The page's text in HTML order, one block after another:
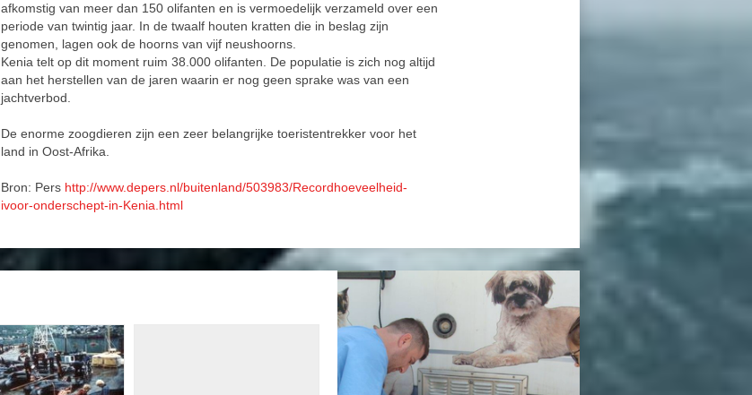
afkomstig van meer dan 150 olifanten en is vermoedelijk verzameld over een
periode van twintig jaar. In de twaalf houten kratten die in beslag zijn
genomen, lagen ook de hoorns van vijf neushoorns.
Kenia telt op dit moment ruim 38.000 olifanten. De populatie is zich nog altijd
aan het herstellen van de jaren waarin er nog geen sprake was van een
jachtverbod.
De enorme zoogdieren zijn een zeer belangrijke toeristentrekker voor het
land in Oost-Afrika.
Bron: Pers http://www.depers.nl/buitenland/503983/Recordhoeveelheid-
ivoor-onderschept-in-Kenia.html